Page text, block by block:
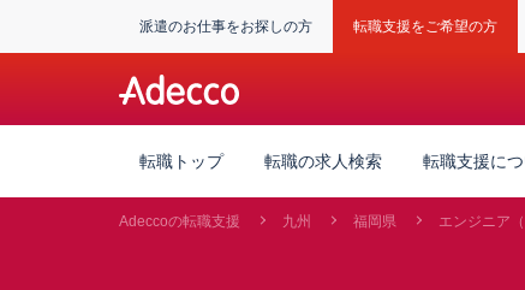
派遣のお仕事をお探しの方 転職支援をご希望の方
転職トップ 転職の求人検索 転職支援に
Adeccoの転職支援 九州 福岡県 エンジニア